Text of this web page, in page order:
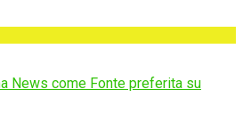
News come Fonte preferita su